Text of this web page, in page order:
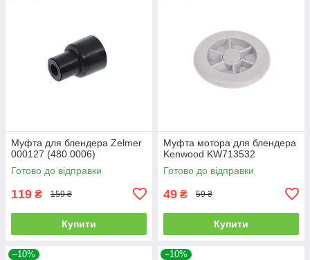
Муфта для блендера Zelmer
000127 (480.0006)
Готово до відправки
119 ₴ 159 ₴
Купити
Муфта мотора для блендера
Kenwood KW713532
Готово до відправки
49 ₴ 59 ₴
Купити
–10% –10%